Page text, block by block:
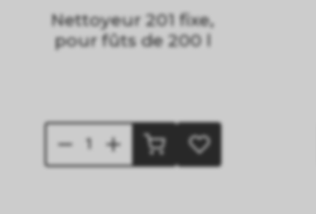
Nettoyeur 201 fixe,
pour fûts de 200 l